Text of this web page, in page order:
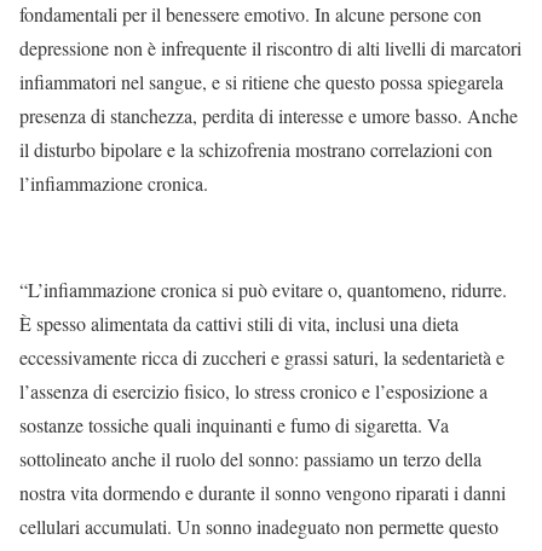
fondamentali per il benessere emotivo. In alcune persone con
depressione non è infrequente il riscontro di alti livelli di marcatori
infiammatori nel sangue, e si ritiene che questo possa spiegarela
presenza di stanchezza, perdita di interesse e umore basso. Anche
il disturbo bipolare e la schizofrenia mostrano correlazioni con
l’infiammazione cronica.
“L’infiammazione cronica si può evitare o, quantomeno, ridurre.
È spesso alimentata da cattivi stili di vita, inclusi una dieta
eccessivamente ricca di zuccheri e grassi saturi, la sedentarietà e
l’assenza di esercizio fisico, lo stress cronico e l’esposizione a
sostanze tossiche quali inquinanti e fumo di sigaretta. Va
sottolineato anche il ruolo del sonno: passiamo un terzo della
nostra vita dormendo e durante il sonno vengono riparati i danni
cellulari accumulati. Un sonno inadeguato non permette questo